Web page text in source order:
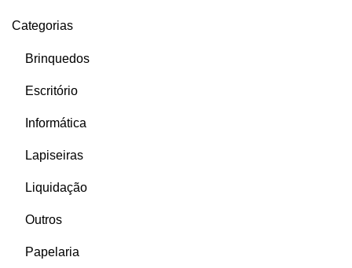
Categorias
Brinquedos
Escritório
Informática
Lapiseiras
Liquidação
Outros
Papelaria